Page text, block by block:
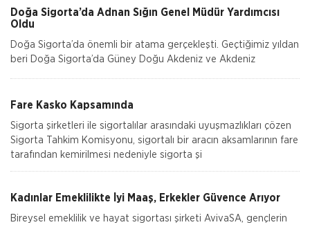
Doğa Sigorta’da Adnan Sığın Genel Müdür Yardımcısı
Oldu
Doğa Sigorta’da önemli bir atama gerçekleşti. Geçtiğimiz yıldan
beri Doğa Sigorta’da Güney Doğu Akdeniz ve Akdeniz
Fare Kasko Kapsamında
Sigorta şirketleri ile sigortalılar arasındaki uyuşmazlıkları çözen
Sigorta Tahkim Komisyonu, sigortalı bir aracın aksamlarının fare
tarafından kemirilmesi nedeniyle sigorta şi
Kadınlar Emeklilikte İyi Maaş, Erkekler Güvence Arıyor
Bireysel emeklilik ve hayat sigortası şirketi AvivaSA, gençlerin